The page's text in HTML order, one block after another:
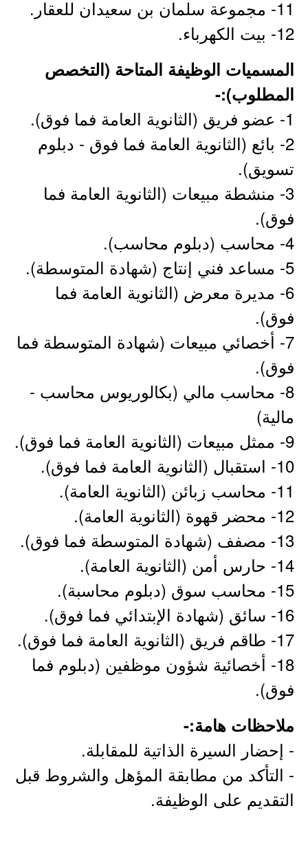
11- مجموعة سلمان بن سعيدان للعقار.
12- بيت الكهرباء.
المسميات الوظيفة المتاحة (التخصص
المطلوب):-
1- عضو فريق (الثانوية العامة فما فوق).
2- بائع (الثانوية العامة فما فوق - دبلوم
تسويق).
3- منشطة مبيعات (الثانوية العامة فما
فوق).
4- محاسب (دبلوم محاسب).
5- مساعد فني إنتاج (شهادة المتوسطة).
6- مديرة معرض (الثانوية العامة فما
فوق).
7- أخصائي مبيعات (شهادة المتوسطة فما
فوق).
8- محاسب مالي (بكالوريوس محاسب -
مالية)
9- ممثل مبيعات (الثانوية العامة فما فوق).
10- استقبال (الثانوية العامة فما فوق).
11- محاسب زبائن (الثانوية العامة).
12- محضر قهوة (الثانوية العامة).
13- مصفف (شهادة المتوسطة فما فوق).
14- حارس أمن (الثانوية العامة).
15- محاسب سوق (دبلوم محاسبة).
16- سائق (شهادة الإبتدائي فما فوق).
17- طاقم فريق (الثانوية العامة فما فوق).
18- أخصائية شؤون موظفين (دبلوم فما
فوق).
ملاحظات هامة:-
- إحضار السيرة الذاتية للمقابلة.
- التأكد من مطابقة المؤهل والشروط قبل
التقديم على الوظيفة.